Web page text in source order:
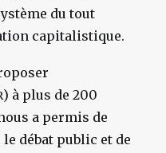
du tout
capitalistique.
) à plus de 200
a permis de
débat public et de